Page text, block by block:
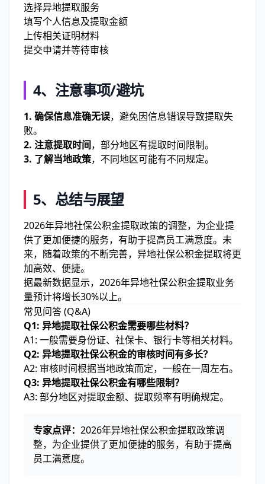
选择异地提取服务
填写个人信息及提取金额
上传相关证明材料
提交申请并等待审核
4、注意事项/避坑
1. 确保信息准确无误，避免因信息错误导致提取失
败。
2. 注意提取时间，部分地区有提取时间限制。
3. 了解当地政策，不同地区可能有不同规定。
5、总结与展望
2026年异地社保公积金提取政策的调整，为企业提
供了更加便捷的服务，有助于提高员工满意度。未
来，随着政策的不断完善，异地社保公积金提取将更
加高效、便捷。
据最新数据显示，2026年异地社保公积金提取业务
量预计将增长30%以上。
常见问答 (Q&A)
Q1: 异地提取社保公积金需要哪些材料？
A1: 一般需要身份证、社保卡、银行卡等相关材料。
Q2: 异地提取社保公积金的审核时间有多长？
A2: 审核时间根据当地政策而定，一般在一周左右。
Q3: 异地提取社保公积金有哪些限制？
A3: 部分地区对提取金额、提取频率有明确规定。
专家点评： 2026年异地社保公积金提取政策调
整，为企业提供了更加便捷的服务，有助于提高
员工满意度。